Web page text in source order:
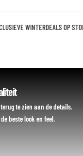
WINTERDEALS OP STONE
te zien aan de details.
beste look en feel.